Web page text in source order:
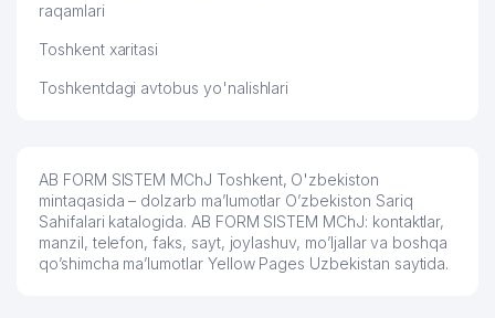
raqamlari
Toshkent xaritasi
Toshkentdagi avtobus yo'nalishlari
AB FORM SISTEM MChJ Toshkent, O'zbekiston
mintaqasida – dolzarb ma’lumotlar O’zbekiston Sariq
Sahifalari katalogida. AB FORM SISTEM MChJ: kontaktlar,
manzil, telefon, faks, sayt, joylashuv, mo’ljallar va boshqa
qo’shimcha ma’lumotlar Yellow Pages Uzbekistan saytida.